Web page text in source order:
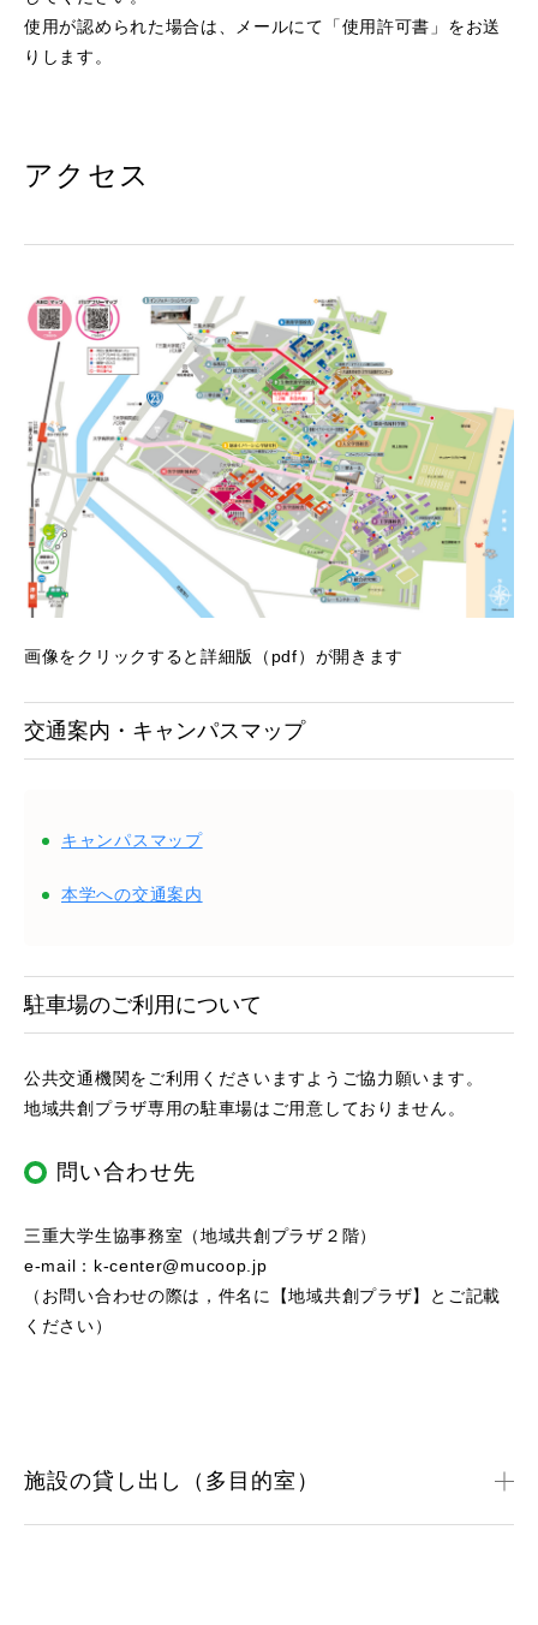
使用が認められた場合は、メールにて「使用許可書」をお送
りします。
アクセス
画像をクリックすると詳細版（pdf）が開きます
交通案内・キャンパスマップ
キャンパスマップ
本学への交通案内
駐車場のご利用について
公共交通機関をご利用くださいますようご協力願います。
地域共創プラザ専用の駐車場はご用意しておりません。
問い合わせ先
三重大学生協事務室（地域共創プラザ２階）
e-mail：k-center@mucoop.jp
（お問い合わせの際は，件名に【地域共創プラザ】とご記載
ください）
施設の貸し出し（多目的室）